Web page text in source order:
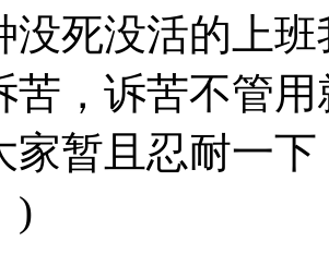
没死没活的上
苦，诉苦不管
家暂且忍耐一
)